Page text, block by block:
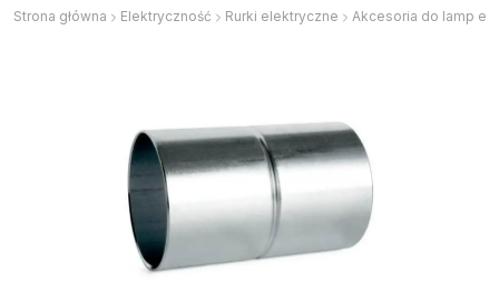
Strona główna Elektryczność Rurki elektryczne Akcesoria do lamp